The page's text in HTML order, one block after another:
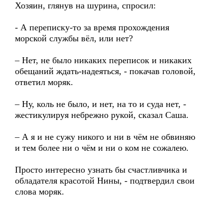
Хозяин, глянув на шурина, спросил:
- А переписку-то за время прохождения
морской службы вёл, или нет?
– Нет, не было никаких переписок и никаких
обещаний ждать-надеяться, - покачав головой,
ответил моряк.
– Ну, коль не было, и нет, на то и суда нет, -
жестикулируя небрежно рукой, сказал Саша.
– А я и не сужу никого и ни в чём не обвиняю
и тем более ни о чём и ни о ком не сожалею.
Просто интересно узнать бы счастливчика и
обладателя красотой Нины, - подтвердил свои
слова моряк.